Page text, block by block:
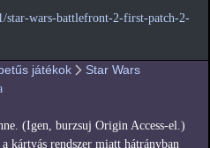
star-wars-battlefront-2-first-patch-2-
játékok
Star Wars
(Igen, burzsuj Origin Access-el.)
kártyás rendszer miatt hátrányban